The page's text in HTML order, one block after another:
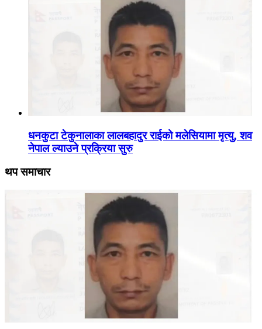
धनकुटा टेकुनालाका लालबहादुर राईको मलेसियामा मृत्यु, शव
नेपाल ल्याउने प्रक्रिया सुरु
थप समाचार